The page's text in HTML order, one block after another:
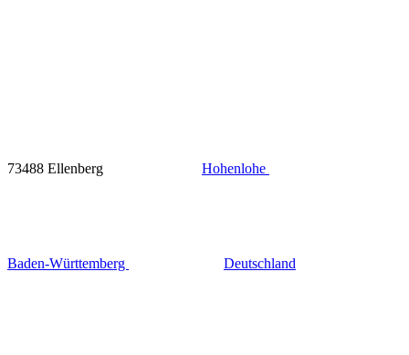
73488 Ellenberg Hohenlohe
Baden-Württemberg Deutschland